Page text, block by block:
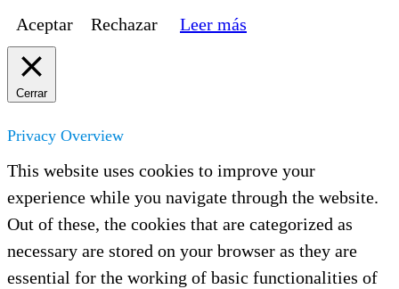
Aceptar
Rechazar Leer más
Cerrar
Privacy Overview
This website uses cookies to improve your
experience while you navigate through the website.
Out of these, the cookies that are categorized as
necessary are stored on your browser as they are
essential for the working of basic functionalities of